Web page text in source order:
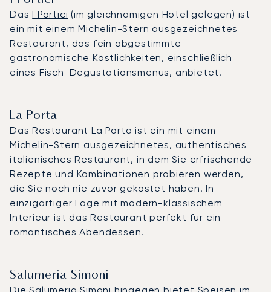
DasI Portici (im gleichnamigen Hotel gelegen) ist
ein mit einem Michelin-Stern ausgezeichnetes
Restaurant, das fein abgestimmte
gastronomische Köstlichkeiten, einschließlich
eines Fisch-Degustationsmenüs, anbietet.
La Porta
Das Restaurant La Porta ist ein mit einem
Michelin-Stern ausgezeichnetes, authentisches
italienisches Restaurant, in dem Sie erfrischende
Rezepte und Kombinationen probieren werden,
die Sie noch nie zuvor gekostet haben. In
einzigartiger Lage mit modern-klassischem
Interieur ist das Restaurant perfekt für ein
romantisches Abendessen.
Salumeria Simoni
DieSalumeria Simoni hingegen bietet Speisen im